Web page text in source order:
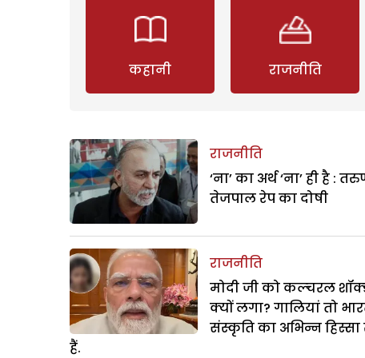
कहानी राजनीति
राजनीति
‘ना’ का अर्थ ‘ना’ ही है :
तेजपाल रेप का दोषी
राजनीति
मोदी जी को कल्चरल
क्यों लगा? गालियां तो
संस्कृति का अभिन्न हिस्सा
हैं.